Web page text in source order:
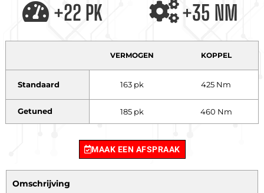
+22 PK +35 NM
VERMOGEN KOPPEL
Standaard 163 pk 425 Nm
Getuned 185 pk 460 Nm
MAAK EEN AFSPRAAK
Omschrijving